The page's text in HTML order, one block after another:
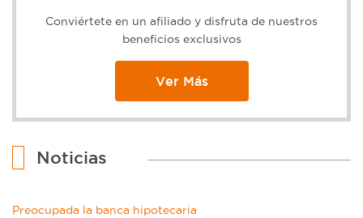
Conviértete en un afiliado y disfruta de nuestros
beneficios exclusivos
Ver Más
Noticias
Preocupada la banca hipotecaria